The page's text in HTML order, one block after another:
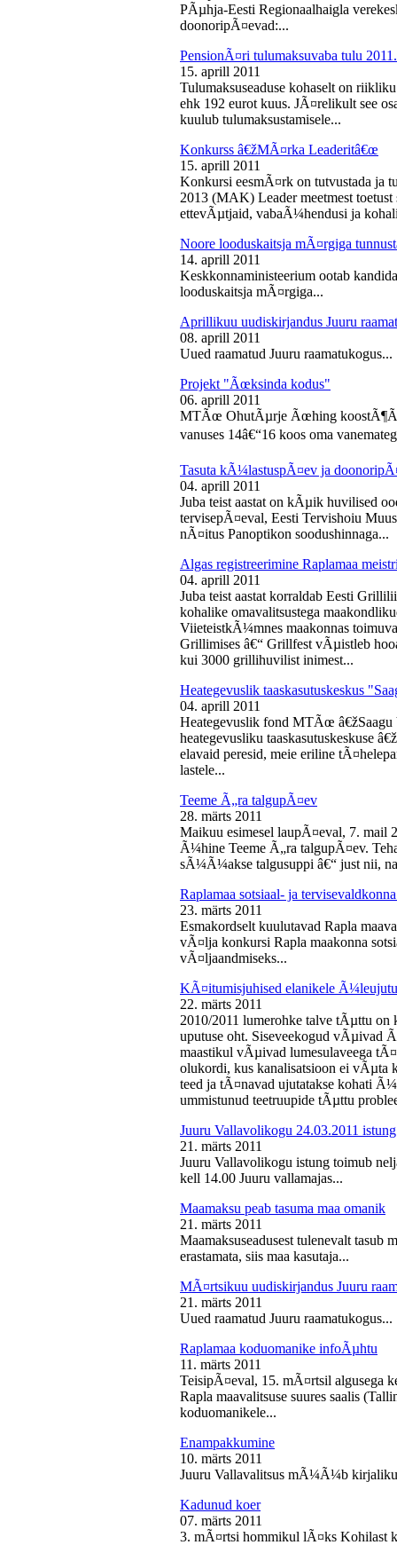
PÃµhja-Eesti Regionaalhaigla
doonoripÃ¤evad:...
PensionÃ¤ri tulumaksuvaba tulu
15. aprill 2011
Tulumaksuseaduse kohaselt on
ehk 192 eurot kuus. JÃ¤relikult see
kuulub tulumaksustamisele...
Konkurss â€žMÃ¤rka Leaderitâ€œ
15. aprill 2011
Konkursi eesmÃ¤rk on tutvustada ja
2013 (MAK) Leader meetmest
ettevÃµtjaid, vabaÃ¼hendusi ja
Noore looduskaitsja mÃ¤rgiga
14. aprill 2011
Keskkonnaministeerium ootab
looduskaitsja mÃ¤rgiga...
Aprillikuu uudiskirjandus Juuru
08. aprill 2011
Uued raamatud Juuru raamatukogus...
Projekt "Ãœksinda kodus"
06. aprill 2011
MTÃœ OhutÃµrje Ãœhing
vanuses 14â€“16 koos oma
Tasuta kÃ¼lastuspÃ¤ev ja
04. aprill 2011
Juba teist aastat on kÃµik huvilised
tervisepÃ¤eval, Eesti Tervishoiu
nÃ¤itus Panoptikon soodushinnaga...
Algas registreerimine Raplamaa
04. aprill 2011
Juba teist aastat korraldab Eesti
kohalike omavalitsustega
ViieteistkÃ¼mnes maakonnas
Grillimises â€“ Grillfest vÃµistleb
kui 3000 grillihuvilist inimest...
Heategevuslik taaskasutuskeskus
04. aprill 2011
Heategevuslik fond MTÃœ â€žSaagu
heategevusliku taaskasutuskeskuse
elavaid peresid, meie eriline
lastele...
Teeme Ã„ra talgupÃ¤ev
28. märts 2011
Maikuu esimesel laupÃ¤eval, 7.
Ã¼hine Teeme Ã„ra talgupÃ¤ev.
sÃ¼Ã¼akse talgusuppi â€“ just nii,
Raplamaa sotsiaal- ja
23. märts 2011
Esmakordselt kuulutavad Rapla
vÃ¤lja konkursi Rapla maakonna
vÃ¤ljaandmiseks...
KÃ¤itumisjuhised elanikele
22. märts 2011
2010/2011 lumerohke talve tÃµttu on
uputuse oht. Siseveekogud vÃµivad
maastikul vÃµivad lumesulaveega
olukordi, kus kanalisatsioon ei vÃµta
teed ja tÃ¤navad ujutatakse kohati
ummistunud teetruupide tÃµttu
Juuru Vallavolikogu 24.03.2011 istung
21. märts 2011
Juuru Vallavolikogu istung toimub
kell 14.00 Juuru vallamajas...
Maamaksu peab tasuma maa omanik
21. märts 2011
Maamaksuseadusest tulenevalt tasub
erastamata, siis maa kasutaja...
MÃ¤rtsikuu uudiskirjandus Juuru
21. märts 2011
Uued raamatud Juuru raamatukogus...
Raplamaa koduomanike infoÃµhtu
11. märts 2011
TeisipÃ¤eval, 15. mÃ¤rtsil algusega
Rapla maavalitsuse suures saalis
koduomanikele...
Enampakkumine
10. märts 2011
Juuru Vallavalitsus mÃ¼Ã¼b kirjaliku
Kadunud koer
07. märts 2011
3. mÃ¤rtsi hommikul lÃ¤ks Kohilast